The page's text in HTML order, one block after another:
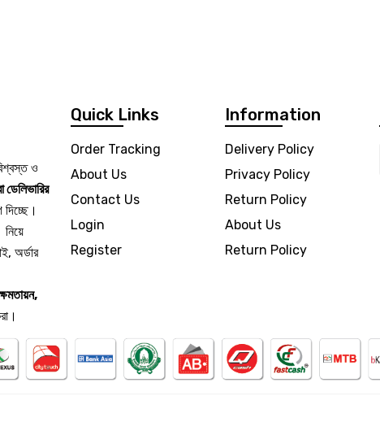
ও
ডেলিভারির
অর্ডার
Quick Links
Order Tracking
About Us
Contact Us
Login
Register
Information
Delivery Policy
Privacy Policy
Return Policy
About Us
Return Policy